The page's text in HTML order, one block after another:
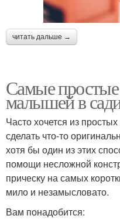
читать дальше →
Самые
малышей в
Часто хочется из
сделать что-то
хотя бы один из этих
помощи несложной
прическу на самых
мило и незамысловато.
Вам понадобится: